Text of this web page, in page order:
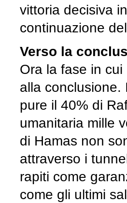
vittoria decisiva
continuazione
Verso la
Ora la fase in
alla conclusione.
pure il 40% di
umanitaria mille
di Hamas non
attraverso i
rapiti come
come gli ultimi